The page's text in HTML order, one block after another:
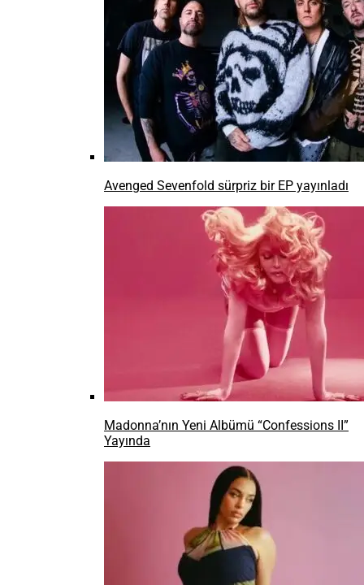
Avenged Sevenfold sürpriz bir EP yayınladı
Madonna’nın Yeni Albümü “Confessions II”
Yayında